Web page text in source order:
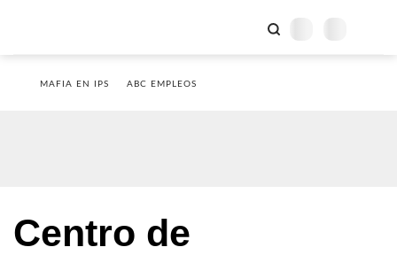
MAFIA EN IPS ABC EMPLEOS
Centro de